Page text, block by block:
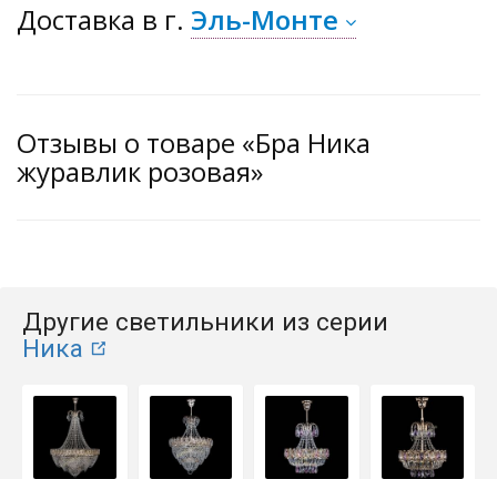
Доставка в г. Эль-Монте
Отзывы о товаре «Бра Ника
журавлик розовая»
Другие светильники из серии
Ника